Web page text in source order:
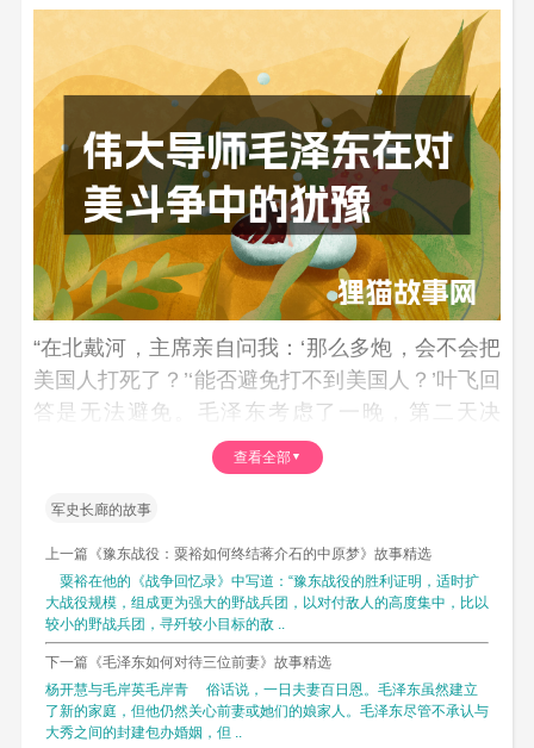
“在北戴河，主席亲自问我：‘那么多炮，会不会把
美国人打死了？’‘能否避免打不到美国人？’叶飞回
答是无法避免。毛泽东考虑了一晚，第二天决
定：‘照打’。八月二十三日第一次炮击，美国军事
总顾问在炮响后，立即躲进入地下指挥所，保住
性命。阵地上的美国顾问，无法逃避密集炮火，
被打死两人。美国政府却一向没有吭声。此后，
美在台湾海峡部署四十多艘军舰，仅航空母舰就
有七艘。九月七日为蒋军运输舰组建了一支大护
航舰队，从台湾护送蒋舰队到金门。在美军已直
接卷入状况下，叶飞请示毛泽东，回答是‘照打不
误！’又指示：‘只打蒋舰，不打美舰。如美舰自动
开火，没有命令不许反击。’结果，这支舰队到达
查看全部
军史长廊的故事
上一篇《豫东战役：粟裕如何终结蒋介石的中原梦》故事精选
粟裕在他的《战争回忆录》中写道：“豫东战役的胜利证明，适时扩
大战役规模，组成更为强大的野战兵团，以对付敌人的高度集中，比以
较小的野战兵团，寻歼较小目标的敌 ..
下一篇《毛泽东如何对待三位前妻》故事精选
杨开慧与毛岸英毛岸青 俗话说，一日夫妻百日恩。毛泽东虽然建立
了新的家庭，但他仍然关心前妻或她们的娘家人。毛泽东尽管不承认与
大秀之间的封建包办婚姻，但 ..